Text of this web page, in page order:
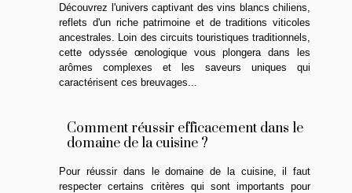
Découvrez l'univers captivant des vins blancs chiliens,
reflets d'un riche patrimoine et de traditions viticoles
ancestrales. Loin des circuits touristiques traditionnels,
cette odyssée œnologique vous plongera dans les
arômes complexes et les saveurs uniques qui
caractérisent ces breuvages...
Comment réussir efficacement dans le
domaine de la cuisine ?
Pour réussir dans le domaine de la cuisine, il faut
respecter certains critères qui sont importants pour